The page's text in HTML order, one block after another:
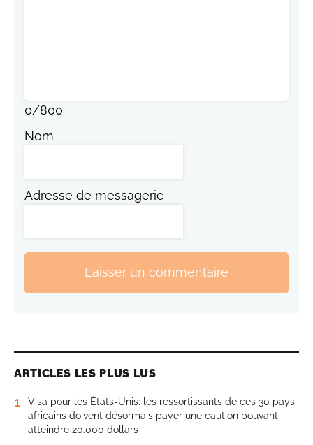
0/800
Nom
Adresse de messagerie
Laisser un commentaire
ARTICLES LES PLUS LUS
1
Visa pour les États-Unis: les ressortissants de ces 30 pays
africains doivent désormais payer une caution pouvant
atteindre 20.000 dollars